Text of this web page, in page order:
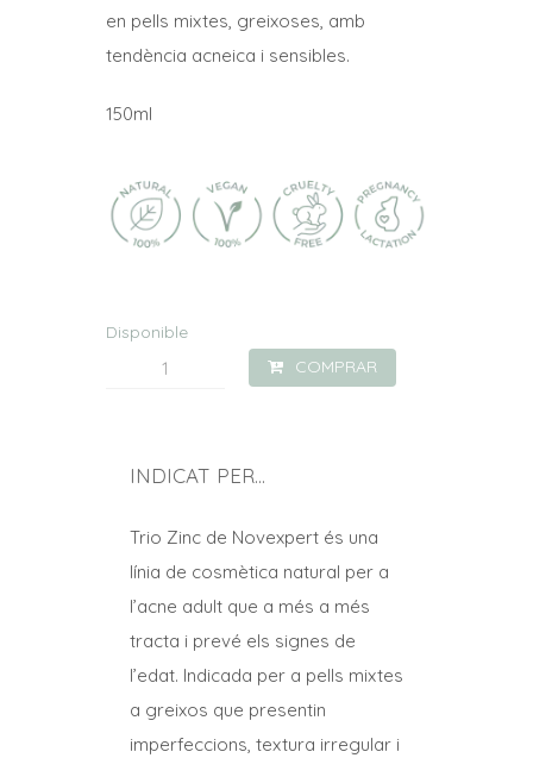
en pells mixtes, greixoses, amb
tendència acneica i sensibles.
150ml
Disponible
quantitat
purificant
Zinc
COMPRAR
INDICAT PER...
Trio Zinc de Novexpert és una
línia de cosmètica natural per a
l’acne adult que a més a més
tracta i prevé els signes de
l’edat. Indicada per a pells mixtes
a greixos que presentin
imperfeccions, textura irregular i